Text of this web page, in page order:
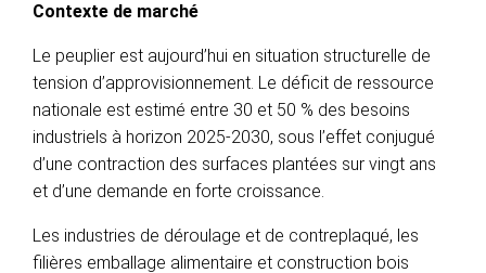
Contexte de marché
Le peuplier est aujourd’hui en situation structurelle de
tension d’approvisionnement. Le déficit de ressource
nationale est estimé entre 30 et 50 % des besoins
industriels à horizon 2025-2030, sous l’effet conjugué
d’une contraction des surfaces plantées sur vingt ans
et d’une demande en forte croissance.
Les industries de déroulage et de contreplaqué, les
filières emballage alimentaire et construction bois